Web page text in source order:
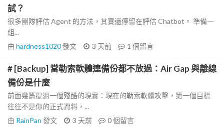
試？
很多團隊評估 Agent 的方法，其實還停留在評估 Chatbot。 準備一
組...
由 hardness1020發文 3 天前 1 個留言
# [Backup] 當勒索軟體連備份都不放過：Air Gap 與離線
備份是什麼
前面幾篇提過一個殘酷的現實：現在的勒索軟體攻擊，第一個目標
往往不是你的正式資料，...
由 RainPan 發文 3 天前 0個留言